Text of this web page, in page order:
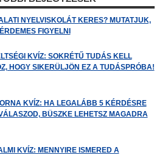
NYELVISKOLÁT KERES? MUTATJUK,
FIGYELNI
KVÍZ: SOKRÉTŰ TUDÁS KELL
HOGY SIKERÜLJÖN EZ A TUDÁSPRÓBA!
KVÍZ: HA LEGALÁBB 5 KÉRDÉSRE
BÜSZKE LEHETSZ MAGADRA
KVÍZ: MENNYIRE ISMERED A